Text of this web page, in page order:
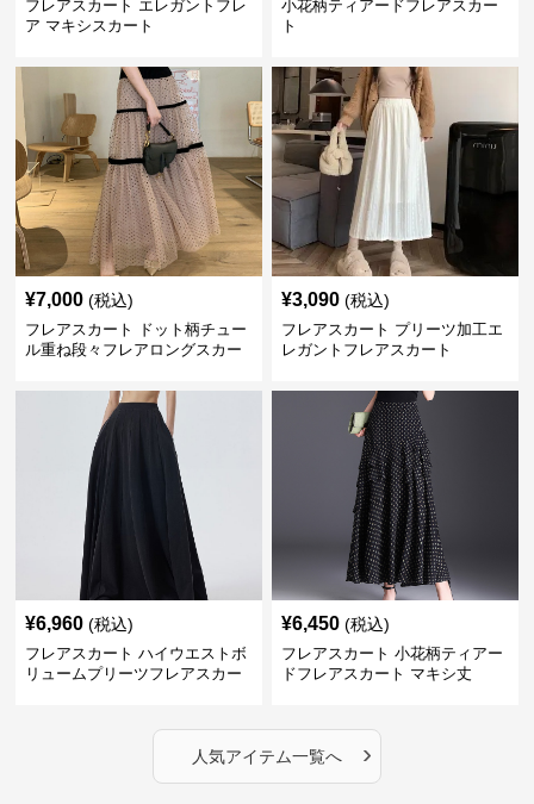
フレアスカート エレガントフレ
ア マキシスカート
小花柄ティアードフレアスカー
ト
¥7,000 (税込)
フレアスカート ドット柄チュー
ル重ね段々フレアロングスカー
¥3,090 (税込)
フレアスカート プリーツ加工エ
レガントフレアスカート
¥6,960 (税込)
フレアスカート ハイウエストボ
リュームプリーツフレアスカー
¥6,450 (税込)
フレアスカート 小花柄ティアー
ドフレアスカート マキシ丈
人気アイテム一覧へ ›